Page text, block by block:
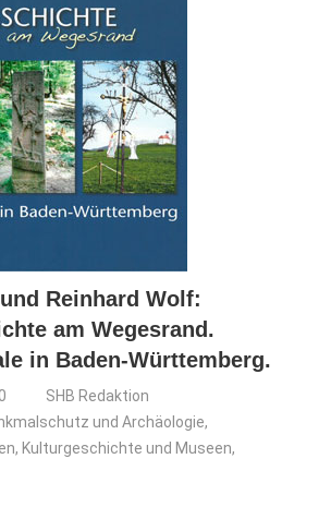
Reinhard Wolf:
am Wegesrand.
in Baden-Württemberg.
SHB Redaktion
und Archäologie,
, Kulturgeschichte und Museen,